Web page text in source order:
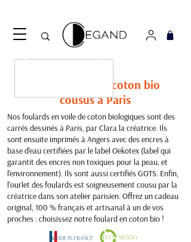
Découvrez notre nouveau foulard Django ! Cliquez
Nos foulards en coton bio
cousus à Paris
Nos foulards en voile de coton biologiques sont des
carrés dessinés à Paris, par Clara la créatrice. Ils
sont ensuite imprimés à Angers avec des encres à
base d'eau certifiées par le label Oekotex (label qui
garantit des encres non toxiques pour la peau, et
l'environnement). Ils sont aussi certifiés GOTS. Enfin,
l'ourlet des foulards est soigneusement cousu par la
créatrice dans son atelier parisien. Offrez un cadeau
original, 100 % français et artisanal à un de vos
proches : choisissez notre foulard en coton bio !